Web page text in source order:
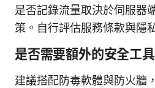
是否記錄流量取決於伺服器
策。自行評估服務條款與隱
是否需要額外的安全工
建議搭配防毒軟體與防火牆